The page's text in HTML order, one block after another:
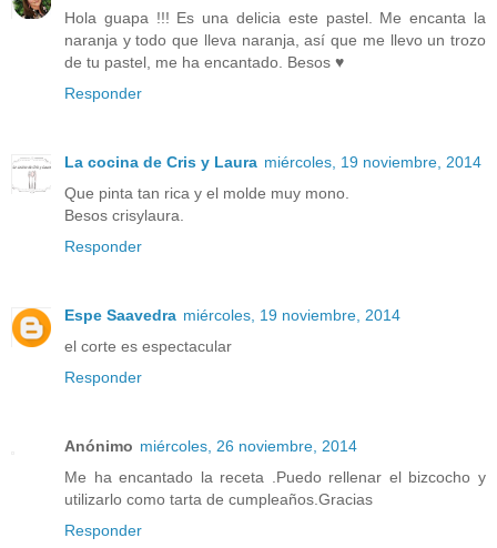
Hola guapa !!! Es una delicia este pastel. Me encanta la
naranja y todo que lleva naranja, así que me llevo un trozo
de tu pastel, me ha encantado. Besos ♥
Responder
La cocina de Cris y Laura miércoles, 19 noviembre, 2014
Que pinta tan rica y el molde muy mono.
Besos crisylaura.
Responder
Espe Saavedra miércoles, 19 noviembre, 2014
el corte es espectacular
Responder
Anónimo miércoles, 26 noviembre, 2014
Me ha encantado la receta .Puedo rellenar el bizcocho y
utilizarlo como tarta de cumpleaños.Gracias
Responder